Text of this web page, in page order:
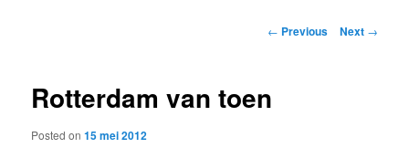
content
Post
← Previous Next →
Rotterdam van toen
Posted on15 mei 2012